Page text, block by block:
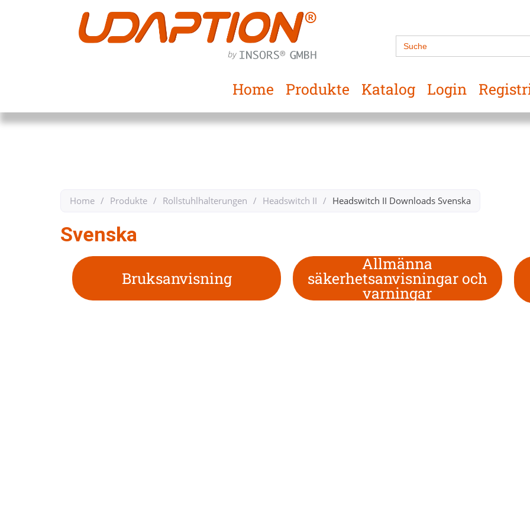
Search
for:
Home Produkte Katalog Login
Home / Produkte / Rollstuhlhalterungen / Headswitch II / Headswitch II Downloads Svenska​
Svenska
Bruksanvisning
Allmänna
säkerhetsanvisningar och
varningar